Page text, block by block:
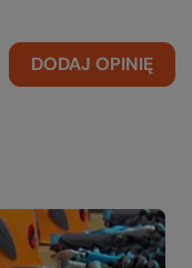
DODAJ OPINIĘ